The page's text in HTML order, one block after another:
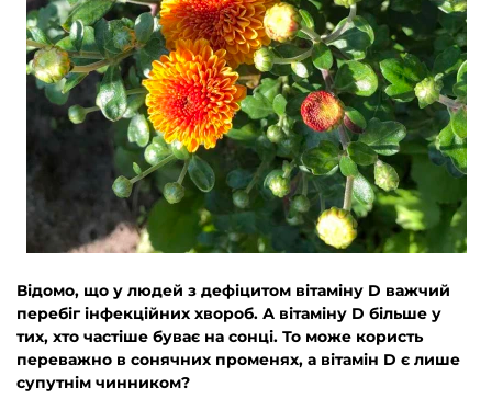
Відомо, що у людей з дефіцитом вітаміну D важчий
перебіг інфекційних хвороб. А вітаміну D більше у
тих, хто частіше буває на сонці. То може користь
переважно в сонячних променях, а вітамін D є лише
супутнім чинником?